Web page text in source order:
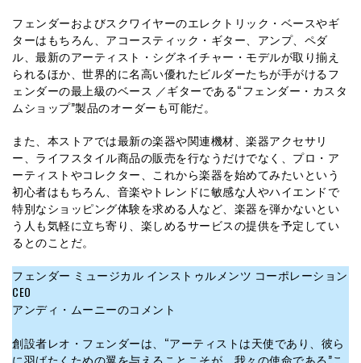
フェンダーおよびスクワイヤーのエレクトリック・ベースやギ
ターはもちろん、アコースティック・ギター、アンプ、ペダ
ル、最新のアーティスト・シグネイチャー・モデルが取り揃え
られるほか、世界的に名高い優れたビルダーたちが手がけるフ
ェンダーの最上級のベース ／ギターである“フェンダー・カスタ
ムショップ”製品のオーダーも可能だ。
また、本ストアでは最新の楽器や関連機材、楽器アクセサリ
ー、ライフスタイル商品の販売を行なうだけでなく、プロ・ア
ーティストやコレクター、これから楽器を始めてみたいという
初心者はもちろん、音楽やトレンドに敏感な人やハイエンドで
特別なショッピング体験を求める人など、楽器を弾かないとい
う人も気軽に立ち寄り、楽しめるサービスの提供を予定してい
るとのことだ。
フェンダー ミュージカル インストゥルメンツ コーポレーション
CEO
アンディ・ムーニーのコメント
創設者レオ・フェンダーは、“アーティストは天使であり、彼ら